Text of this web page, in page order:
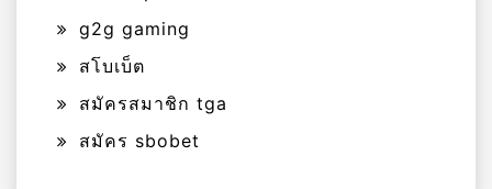
g2g gaming
สโบเบ็ต
สมัครสมาชิก tga
สมัคร sbobet